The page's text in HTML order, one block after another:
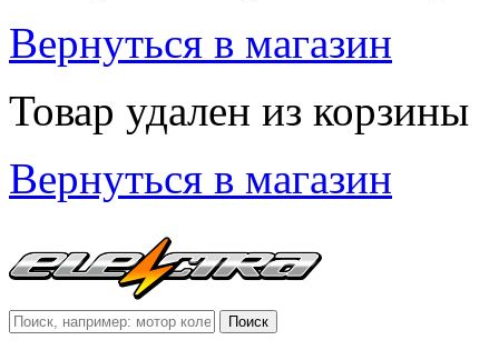
Вернуться в магазин
Товар удален из корзины
Вернуться в магазин